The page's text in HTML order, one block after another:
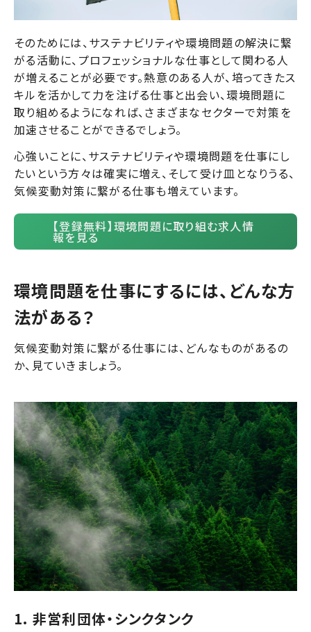
そのためには、サステナビリティや環境問題の解決に繋
がる活動に、プロフェッショナルな仕事として関わる人
が増えることが必要です。熱意のある人が、培ってきたス
キルを活かして力を注げる仕事と出会い、環境問題に
取り組めるようになれば、さまざまなセクターで対策を
加速させることができるでしょう。
心強いことに、サステナビリティや環境問題を仕事にし
たいという方々は確実に増え、そして受け皿となりうる、
気候変動対策に繋がる仕事も増えています。
【登録無料】環境問題に取り組む求人情
報を見る
環境問題を仕事にするには、どんな方
法がある？
気候変動対策に繋がる仕事には、どんなものがあるの
か、見ていきましょう。
1. 非営利団体・シンクタンク